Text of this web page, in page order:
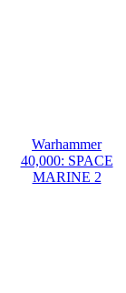
Warhammer
40,000: SPACE
MARINE 2